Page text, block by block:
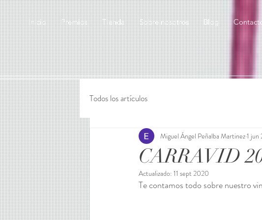
Inicio Premios Tienda Sobre nosotros Blog
Todos los artículos
CARRAVID
Miguel Ángel Peñalba Martinez1
Actualizado: 11 sept 2020
Te contamos todo sobre nuestro